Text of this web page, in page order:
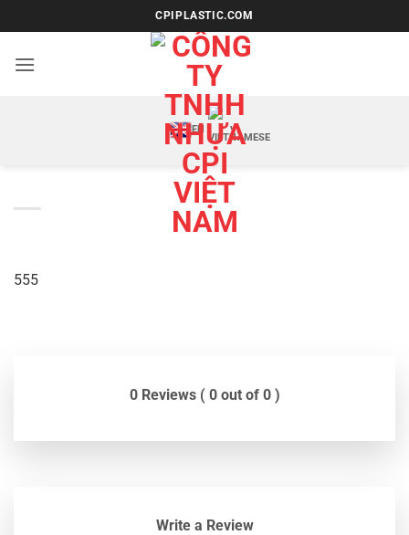
qua
nội
CPIPLASTIC.COM
EN VI
555
0 Reviews ( 0 out of 0 )
Write a Review